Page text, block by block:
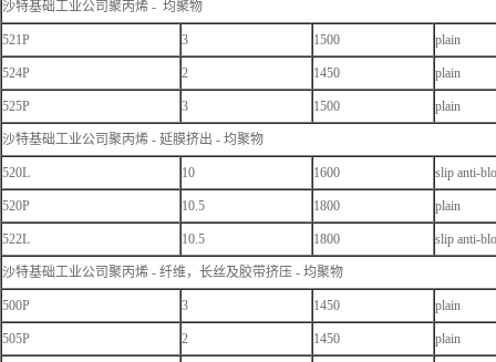
沙特基础工业公司聚丙烯 - 均聚物
521P 3 1500 plain
524P 2 1450 plain
525P 3 1500 plain
沙特基础工业公司聚丙烯 - 延膜挤出 - 均聚物
520L 10 1600 slip anti-
520P 10.5 1800 plain
522L 10.5 1800 slip anti-
沙特基础工业公司聚丙烯 - 纤维，长丝及胶带挤压 - 均聚物
500P 3 1450 plain
505P 2 1450 plain